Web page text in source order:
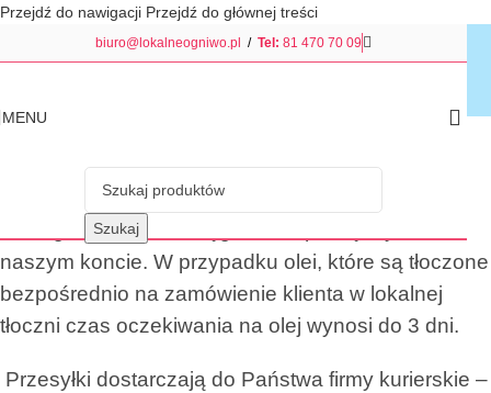
Przejdź do nawigacji Przejdź do głównej treści
biuro@lokalneogniwo.pl / Tel: 81 470 70 09
MENU
Szukaj
Czas realizacji zamówienia
Zamówienia są realizowane najczęściej tego
samego dnia po zaksięgowaniu pieniędzy na
naszym koncie. W przypadku olei, które są tłoczone
bezpośrednio na zamówienie klienta w lokalnej
tłoczni czas oczekiwania na olej wynosi do 3 dni.
Przesyłki dostarczają do Państwa firmy kurierskie –